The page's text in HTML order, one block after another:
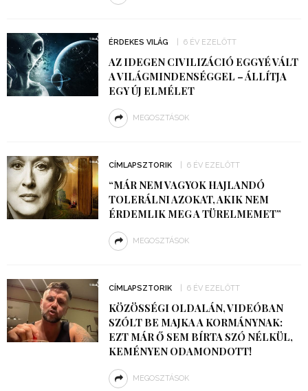
ÉRDEKES VILÁG 6 ÉV EZELŐTT
AZ IDEGEN CIVILIZÁCIÓ EGGYÉ VÁLT
A VILÁGMINDENSÉGGEL – ÁLLÍTJA
EGY ÚJ ELMÉLET
MEGOSZTÁSOK
CÍMLAPSZTORIK 6 ÉV EZELŐTT
“MÁR NEM VAGYOK HAJLANDÓ
TOLERÁLNI AZOKAT, AKIK NEM
ÉRDEMLIK MEG A TÜRELMEMET”
MEGOSZTÁSOK
CÍMLAPSZTORIK 6 ÉV EZELŐTT
KÖZÖSSÉGI OLDALÁN, VIDEÓBAN
SZÓLT BE MAJKA A KORMÁNYNAK:
EZT MÁR Ő SEM BÍRTA SZÓ NÉLKÜL,
KEMÉNYEN ODAMONDOTT!
MEGOSZTÁSOK